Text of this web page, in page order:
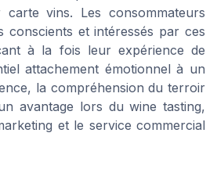
vins. Les consommateurs
conscients et intéressés par ces
à la fois leur expérience de
attachement émotionnel à un
la compréhension du terroir
avantage lors du wine tasting,
et le service commercial